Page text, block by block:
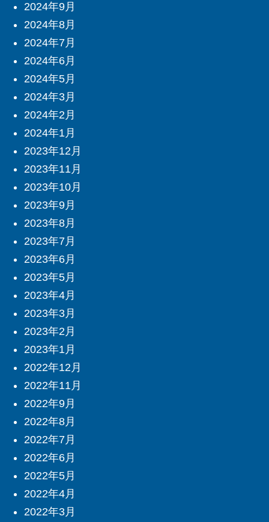
2024年9月
2024年8月
2024年7月
2024年6月
2024年5月
2024年3月
2024年2月
2024年1月
2023年12月
2023年11月
2023年10月
2023年9月
2023年8月
2023年7月
2023年6月
2023年5月
2023年4月
2023年3月
2023年2月
2023年1月
2022年12月
2022年11月
2022年9月
2022年8月
2022年7月
2022年6月
2022年5月
2022年4月
2022年3月